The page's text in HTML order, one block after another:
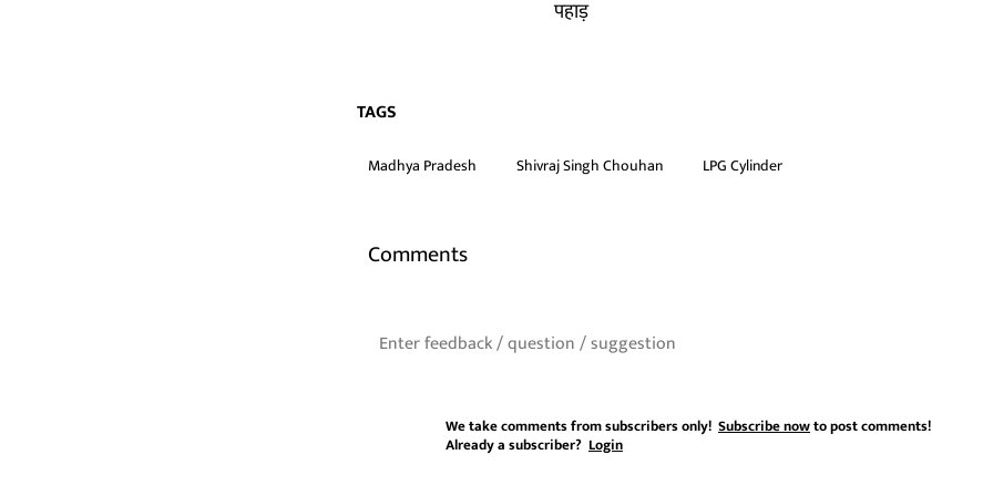
पहाड़
TAGS
Madhya Pradesh Shivraj Singh Chouhan LPG Cylinder
Comments
We take comments from subscribers only! Subscribe nowto post comments!
Already a subscriber? Login